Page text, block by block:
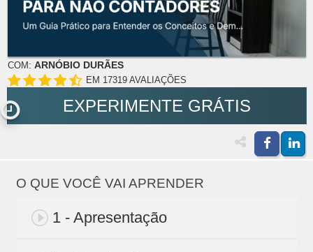
COM: ARNÓBIO DURÃES
EM 17319 AVALIAÇÕES
EXPERIMENTE GRÁTIS
O QUE VOCÊ VAI APRENDER
1 - Apresentação